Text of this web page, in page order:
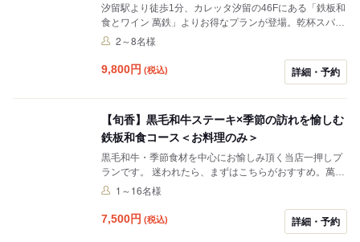
汐留駅より徒歩1分、カレッタ汐留の46Fにある「鉄板和
食とワイン 萬鉄」よりお得なプランが登場。乾杯スパー
クリングワインとメッセージプレート特典付き。黒毛和
めのコースです。
2～8名様
9,800円 (税込) 詳細・予約
【旬香】黒毛和牛ステーキ×季節の訪れを愉しむ
鉄板和食コース＜お料理のみ＞
黒毛和牛・季節食材を中心にお愉しみ頂く当店一押しプ
ランです。 迷われたら、まずはこちらがおすすめ。萬鉄
で、食で、季節をお愉しみください。
1～16名様
7,500円 (税込) 詳細・予約